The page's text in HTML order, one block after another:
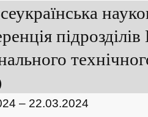
– 22.03.2024